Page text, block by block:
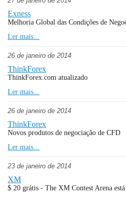
Exness
Melhoria Global das Condições de
Ler mais...
26 de janeiro de 2014
ThinkForex
ThinkForex.com atualizado
Ler mais...
26 de janeiro de 2014
ThinkForex
Novos produtos de negociação de CFD
Ler mais...
23 de janeiro de 2014
XM
$ 20 grátis - The XM Contest Arena